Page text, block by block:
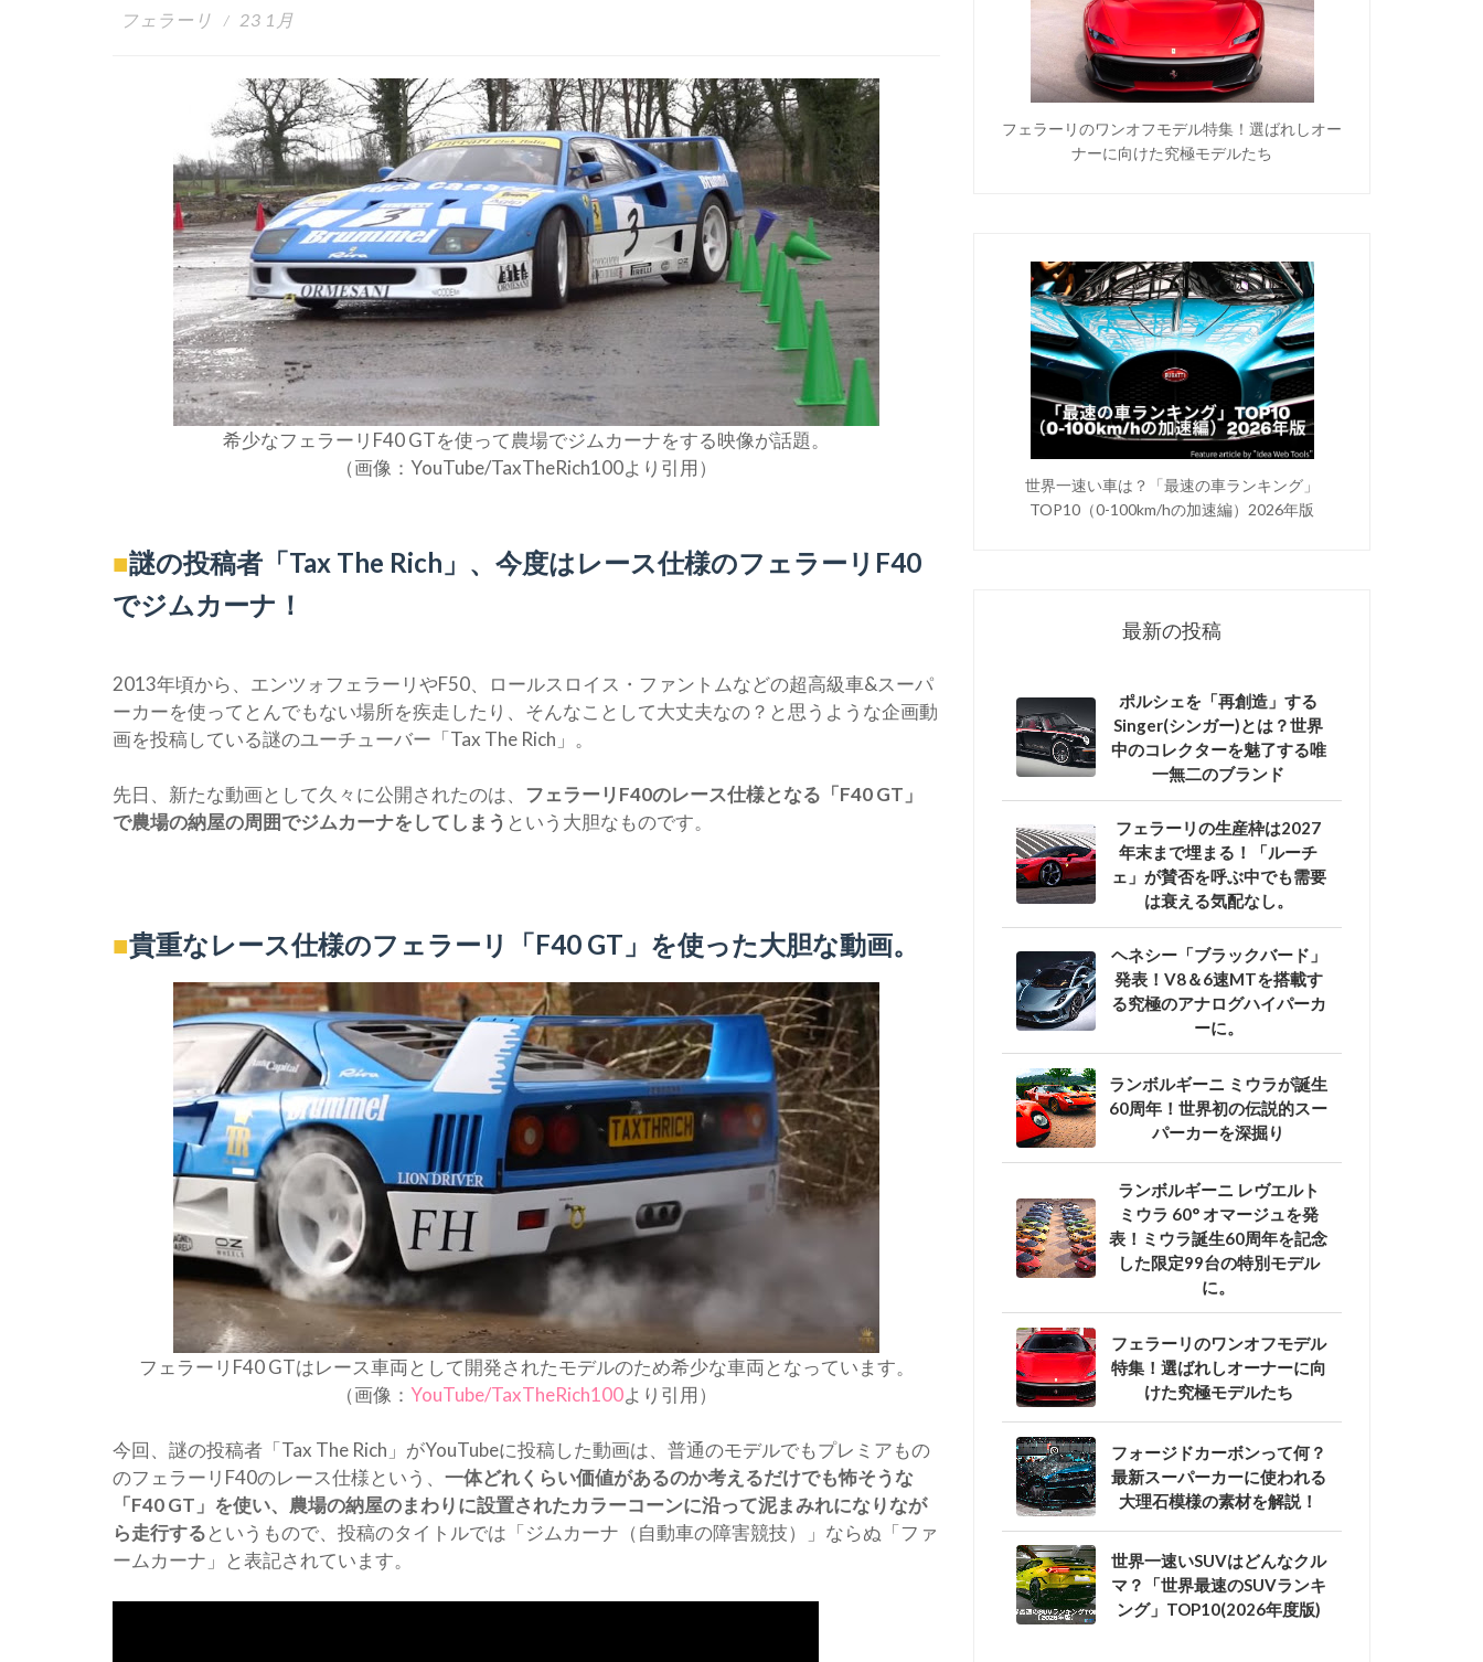
フェラーリ 23 1月
希少なフェラーリF40 GTを使って農場でジムカーナをする映像が話題。
（画像：YouTube/TaxTheRich100より引用）
■謎の投稿者「Tax The Rich」、今度はレース仕様のフェラーリF40
でジムカーナ！
2013年頃から、エンツォフェラーリやF50、ロールスロイス・ファントムなどの超高級車&スーパ
ーカーを使ってとんでもない場所を疾走したり、そんなことして大丈夫なの？と思うような企画動
画を投稿している謎のユーチューバー「Tax The Rich」。
先日、新たな動画として久々に公開されたのは、 フェラーリF40のレース仕様となる「F40 GT」
で農場の納屋の周囲でジムカーナをしてしまう という大胆なものです。
■貴重なレース仕様のフェラーリ「F40 GT」を使った大胆な動画。
フェラーリF40 GTはレース車両として開発されたモデルのため希少な車両となっています。
（画像： YouTube/TaxTheRich100より引用）
今回、謎の投稿者「Tax The Rich」がYouTubeに投稿した動画は、普通のモデルでもプレミアもの
のフェラーリF40のレース仕様という、 一体どれくらい価値があるのか考えるだけでも怖そうな
「F40 GT」を使い、農場の納屋のまわりに設置されたカラーコーンに沿って泥まみれになりなが
ら走行するというもので、投稿のタイトルでは「ジムカーナ（自動車の障害競技）」ならぬ「ファ
ームカーナ」と表記されています。
フェラーリのワンオフモデル特集！選ばれしオー
ナーに向けた究極モデルたち
世界一速い車は？「最速の車ランキング」
TOP10（0-100km/hの加速編）2026年版
最新の投稿
ポルシェを「再創造」する
Singer(シンガー)とは？世界
中のコレクターを魅了する唯
一無二のブランド
フェラーリの生産枠は2027
年末まで埋まる！「ルーチ
ェ」が賛否を呼ぶ中でも需要
は衰える気配なし。
ヘネシー「ブラックバード」
発表！V8＆6速MTを搭載す
る究極のアナログハイパーカ
ーに。
ランボルギーニ ミウラが誕生
60周年！世界初の伝説的スー
パーカーを深掘り
ランボルギーニ レヴエルト
ミウラ 60° オマージュを発
表！ミウラ誕生60周年を記念
した限定99台の特別モデル
に。
フェラーリのワンオフモデル
特集！選ばれしオーナーに向
けた究極モデルたち
フォージドカーボンって何？
最新スーパーカーに使われる
大理石模様の素材を解説！
世界一速いSUVはどんなクル
マ？「世界最速のSUVランキ
ング」TOP10(2026年度版)